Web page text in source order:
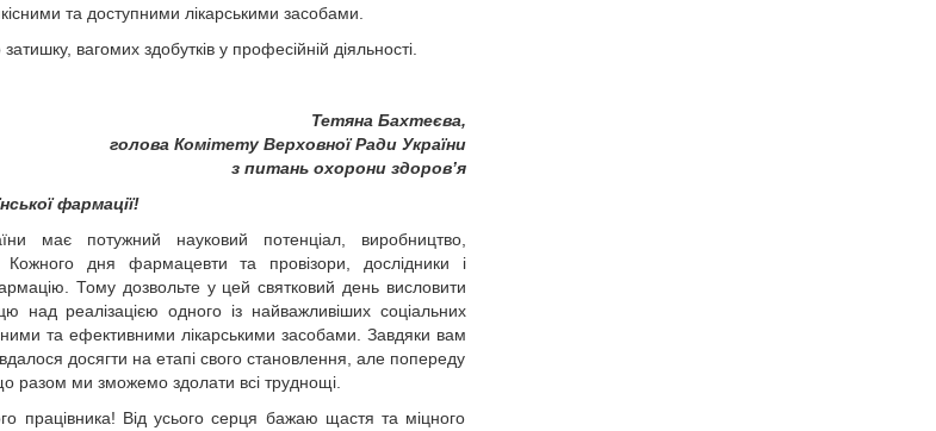
та доступними лікарськими засобами.
вагомих здобутків у професійній діяльності.
Тетяна Бахтеєва,
голова Комітету Верховної Ради України
з питань охорони здоров’я
фармації!
має потужний науковий потенціал, виробництво,
Кожного дня фармацевти та провізори, дослідники і
Тому дозвольте у цей святковий день висловити
над реалізацією одного із найважливіших соціальних
та ефективними лікарськими засобами. Завдяки вам
досягти на етапі свого становлення, але попереду
разом ми зможемо здолати всі труднощі.
працівника! Від усього серця бажаю щастя та міцного